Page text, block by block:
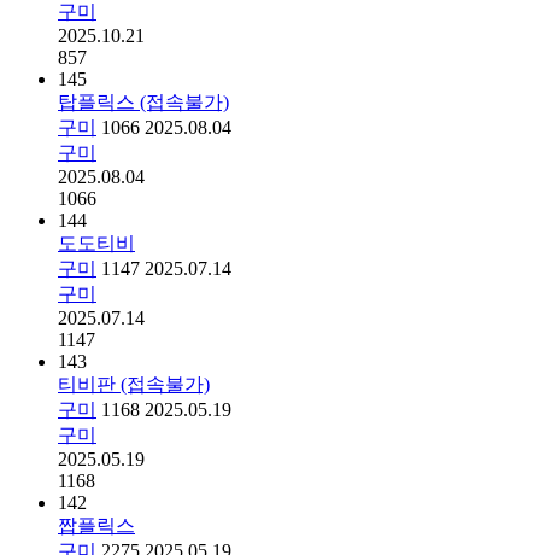
구미
2025.10.21
857
145
탑플릭스 (접속불가)
구미
1066 2025.08.04
구미
2025.08.04
1066
144
도도티비
구미
1147 2025.07.14
구미
2025.07.14
1147
143
티비판 (접속불가)
구미
1168 2025.05.19
구미
2025.05.19
1168
142
짭플릭스